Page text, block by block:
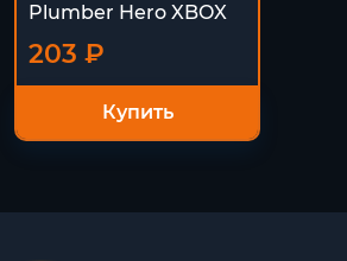
Plumber Hero XBOX
203 ₽
Купить